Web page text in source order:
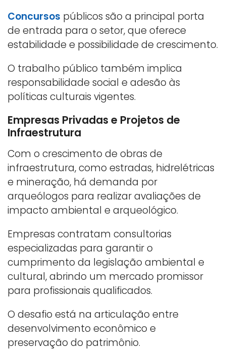
Concursos públicos são a principal porta
de entrada para o setor, que oferece
estabilidade e possibilidade de crescimento.
O trabalho público também implica
responsabilidade social e adesão às
políticas culturais vigentes.
Empresas Privadas e Projetos de
Infraestrutura
Com o crescimento de obras de
infraestrutura, como estradas, hidrelétricas
e mineração, há demanda por
arqueólogos para realizar avaliações de
impacto ambiental e arqueológico.
Empresas contratam consultorias
especializadas para garantir o
cumprimento da legislação ambiental e
cultural, abrindo um mercado promissor
para profissionais qualificados.
O desafio está na articulação entre
desenvolvimento econômico e
preservação do patrimônio.